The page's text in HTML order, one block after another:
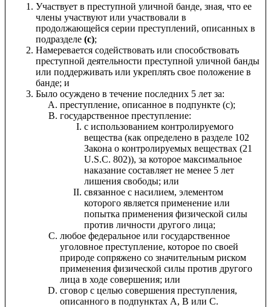
Участвует в преступной уличной банде, зная, что ее
члены участвуют или участвовали в
продолжающейся серии преступлений, описанных в
подразделе (c);
Намеревается содействовать или способствовать
преступной деятельности преступной уличной банды
или поддерживать или укреплять свое положение в
банде; и
Было осуждено в течение последних 5 лет за:
преступление, описанное в подпункте (c);
государственное преступление:
с использованием контролируемого
вещества (как определено в разделе 102
Закона о контролируемых веществах (21
U.S.C. 802)), за которое максимальное
наказание составляет не менее 5 лет
лишения свободы; или
связанное с насилием, элементом
которого является применение или
попытка применения физической силы
против личности другого лица;
любое федеральное или государственное
уголовное преступление, которое по своей
природе сопряжено со значительным риском
применения физической силы против другого
лица в ходе совершения; или
сговор с целью совершения преступления,
описанного в подпунктах A, B или C.